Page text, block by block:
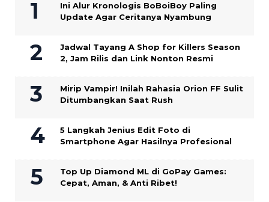
Ini Alur Kronologis BoBoiBoy Paling
Update Agar Ceritanya Nyambung
Jadwal Tayang A Shop for Killers Season
2, Jam Rilis dan Link Nonton Resmi
Mirip Vampir! Inilah Rahasia Orion FF Sulit
Ditumbangkan Saat Rush
5 Langkah Jenius Edit Foto di
Smartphone Agar Hasilnya Profesional
Top Up Diamond ML di GoPay Games:
Cepat, Aman, & Anti Ribet!